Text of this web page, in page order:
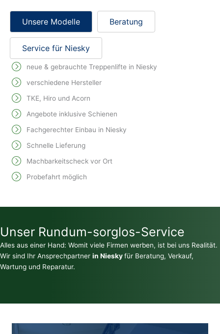
Unsere Modelle Beratung
Service für Niesky
neue & gebrauchte Treppenlifte in Niesky
verschiedene Hersteller
TKE, Hiro und Acorn
Angebote inklusive Schienen
Fachgerechter Einbau in Niesky
Schnelle Lieferung
Machbarkeitscheck vor Ort
Probefahrt möglich
Unser Rundum-sorglos-Service
Alles aus einer Hand: Womit viele Firmen werben, ist bei uns Realität.
Wir sind Ihr Ansprechpartner in Nieskyfür Beratung, Verkauf,
Wartung und Reparatur.